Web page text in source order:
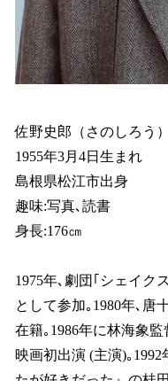
佐野史郎（さのしろう）
1955年3月4日生まれ
島根県松江市出身
趣味:写真､読書
身長:176㎝
1975年､劇団｢シェイク
として参加｡1980年､唐
在籍｡1986年に林海象
映画初出演 (主演)｡